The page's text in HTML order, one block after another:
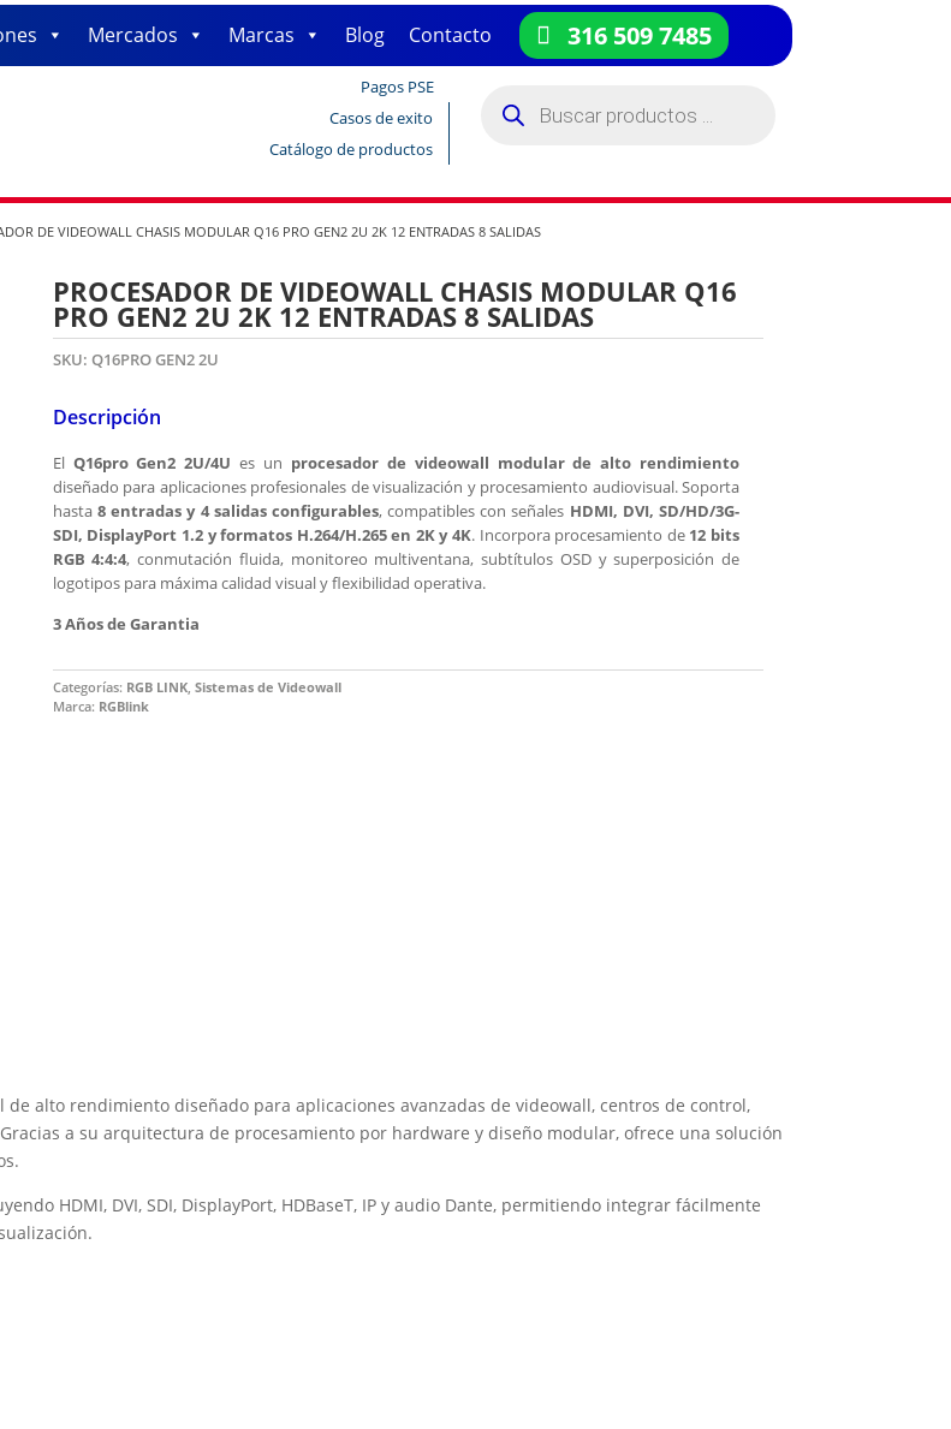
Mercados Marcas Blog Contacto 316 509 7485
Pagos PSE
Casos de exito
Catálogo de productos
productos
DE VIDEOWALL CHASIS MODULAR Q16 PRO GEN2 2U 2K 12 ENTRADAS 8 SALIDAS
PROCESADOR DE VIDEOWALL CHASIS MODULAR Q16
PRO GEN2 2U 2K 12 ENTRADAS 8 SALIDAS
SKU: Q16PRO GEN2 2U
Descripción
El Q16pro Gen2 2U/4U es un procesador de videowall modular de alto rendimiento
diseñado para aplicaciones profesionales de visualización y procesamiento audiovisual. Soporta
hasta 8 entradas y 4 salidas configurables, compatibles con señales HDMI, DVI, SD/HD/3G-
SDI, DisplayPort 1.2 y formatos H.264/H.265 en 2K y 4K. Incorpora procesamiento de 12 bits
RGB 4:4:4, conmutación fluida, monitoreo multiventana, subtítulos OSD y superposición de
logotipos para máxima calidad visual y flexibilidad operativa.
3 Años de Garantia
Categorías: RGB LINK, Sistemas de Videowall
Marca: RGBlink
alto rendimiento diseñado para aplicaciones avanzadas de videowall, centros de control,
a su arquitectura de procesamiento por hardware y diseño modular, ofrece una solución
HDMI, DVI, SDI, DisplayPort, HDBaseT, IP y audio Dante, permitiendo integrar fácilmente